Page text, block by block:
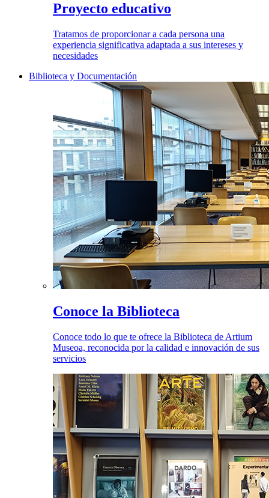
Proyecto educativo
Tratamos de proporcionar a cada persona una
experiencia significativa adaptada a sus intereses y
necesidades
Biblioteca y Documentación
Conoce la Biblioteca
Conoce todo lo que te ofrece la Biblioteca de Artium
Museoa, reconocida por la calidad e innovación de sus
servicios